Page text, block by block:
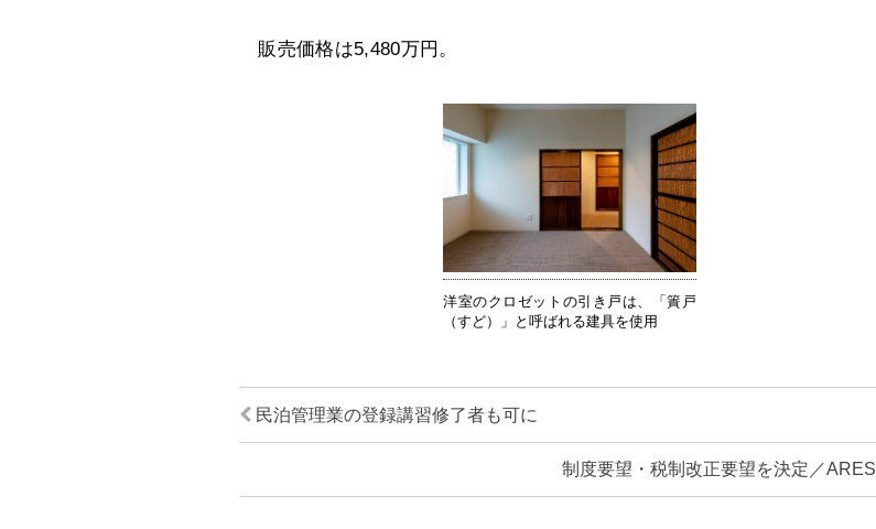
販売価格は5,480万円。
洋室のクロゼットの引き戸は、「簀戸
（すど）」と呼ばれる建具を使用
民泊管理業の登録講習修了者も可に
制度要望・税制改正要望を決定／ARES